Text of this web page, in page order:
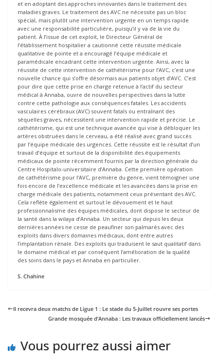
et en adoptant des approches innovantes dans le traitement des
maladies graves. Le traitement des AVC ne nécessite pas un bloc
spécial, mais plutôt une intervention urgente en un temps rapide
avec une responsabilité particulière, puisqu’il y va de la vie du
patient. À l’issue de cet exploit, le Directeur Général de
l’établissement hospitalier a cautionné cette réussite médicale
qualitative de pointe et a encouragé l’équipe médicale et
paramédicale encadrant cette intervention urgente. Ainsi, avec la
réussite de cette intervention de cathétérisme pour l’AVC, c’est une
nouvelle chance qui s’offre désormais aux patients objet d’AVC. C’est
pour dire que cette prise en charge retenue à l’actif du secteur
médical à Annaba, ouvre de nouvelles perspectives dans la lutte
contre cette pathologie aux conséquences fatales. Les accidents
vasculaires cérébraux (AVC) souvent fatals ou entraînant des
séquelles graves, nécessitent une intervention rapide et précise. Le
cathétérisme, qui est une technique avancée qui vise à débloquer les
artères obstruées dans le cerveau, a été réalisé avec grand succès
par l’équipe médicale des urgences. Cette réussite est le résultat d’un
travail d’équipe et surtout de la disponibilité des équipements
médicaux de pointe récemment fournis par la direction générale du
Centre Hospitalo-universitaire d’Annaba. Cette première opération
de cathétérisme pour l’AVC, première du genre, vient témoigner une
fois encore de l’excellence médicale et les avancées dans la prise en
charge médicale des patients, notamment ceux présentant des AVC.
Cela reflète également et surtout le dévouement et le haut
professionnalisme des équipes médicales, dont dispose le secteur de
la santé dans la wilaya d’Annaba. Un secteur qui depuis les deux
dernières années ne cesse de peaufiner son palmarès avec des
exploits dans divers domaines médicaux, dont entre autres
l’implantation rénale. Des exploits qui traduisent le saut qualitatif dans
le domaine médical et par conséquent l’amélioration de la qualité
des soins dans le pays et Annaba en particulier.
S. Chahine
Il recevra deux matchs de Ligue 1 : Le stade du 5-Juillet rouvre ses portes
Grande mosquée d’Annaba : Les travaux officiellement lancés
Vous pourrez aussi aimer